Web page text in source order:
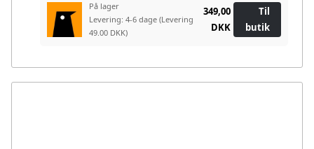
På lager
Levering: 4-6 dage (Levering
49.00 DKK)
349,00
DKK
Til
butik